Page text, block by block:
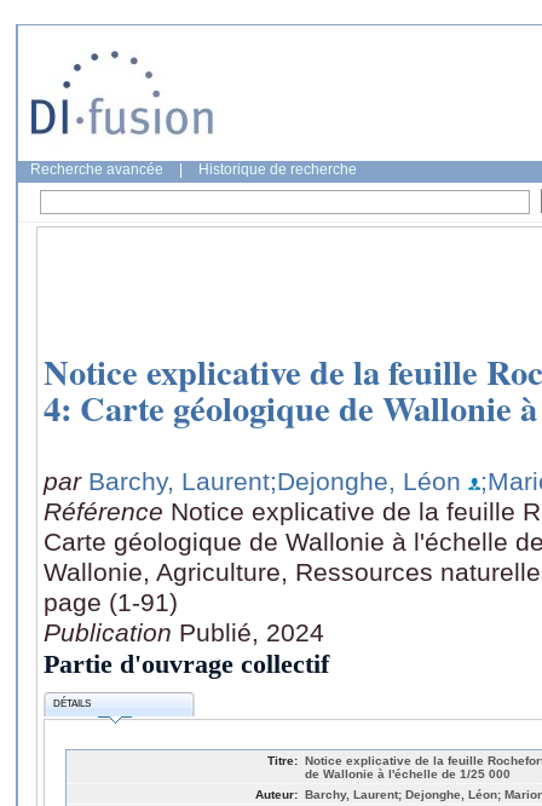
Recherche avancée Historique de recherche
Notice explicative de la feuille
4: Carte géologique de Wallonie
par Barchy, Laurent;Dejonghe, Léon
Référence Notice explicative de la feuille
Carte géologique de Wallonie à l'échelle
Wallonie, Agriculture, Ressources
page (1-91)
Publication Publié, 2024
Partie d'ouvrage collectif
DÉTAILS
Titre: Notice explicative de la feuille
de Wallonie à l'échelle de 1/25 000
Auteur: Barchy, Laurent; Dejonghe, Léon;